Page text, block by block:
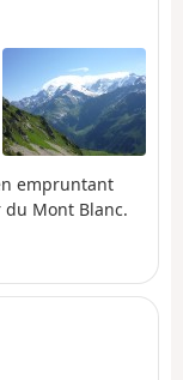
empruntant
Mont Blanc.